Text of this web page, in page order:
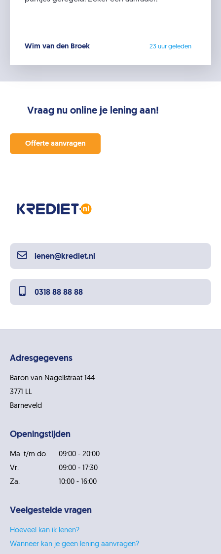
Wim van den Broek 23 uur geleden
Vraag nu online je lening aan!
Offerte aanvragen
lenen@krediet.nl
0318 88 88 88
Adresgegevens
Baron van Nagellstraat 144
3771 LL
Barneveld
Openingstijden
Ma. t/m do.
09:00 - 20:00
Vr.
09:00 - 17:30
Za.
10:00 - 16:00
Veelgestelde vragen
Hoeveel kan ik lenen?
Wanneer kan je geen lening aanvragen?